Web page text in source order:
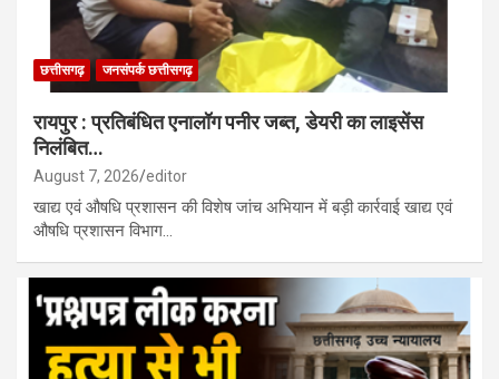
छत्तीसगढ़ जनसंपर्क छत्तीसगढ़
रायपुर : प्रतिबंधित एनालॉग पनीर जब्त, डेयरी का लाइसेंस
निलंबित…
August 7, 2026 editor
खाद्य एवं औषधि प्रशासन की विशेष जांच अभियान में बड़ी कार्रवाई खाद्य एवं
औषधि प्रशासन विभाग…